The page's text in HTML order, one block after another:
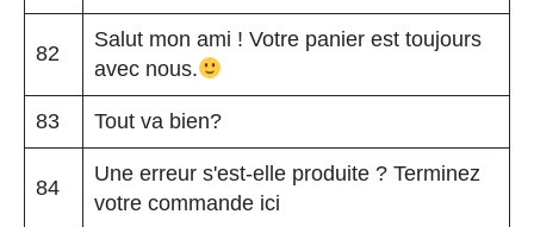
82
Salut mon ami ! Votre panier est toujours
avec nous.
83 Tout va bien?
84
Une erreur s'est-elle produite ? Terminez
votre commande ici